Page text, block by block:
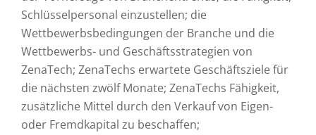
Schlüsselpersonal einzustellen; die
Wettbewerbsbedingungen der Branche und die
Wettbewerbs- und Geschäftsstrategien von
ZenaTech; ZenaTechs erwartete Geschäftsziele für
die nächsten zwölf Monate; ZenaTechs Fähigkeit,
zusätzliche Mittel durch den Verkauf von Eigen-
oder Fremdkapital zu beschaffen;